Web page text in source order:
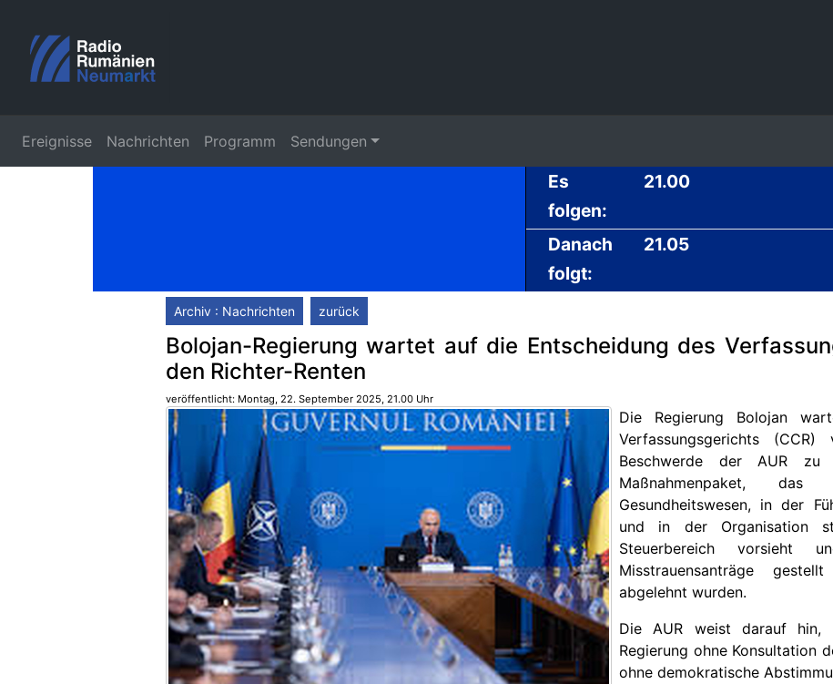
Ereignisse Nachrichten Programm Sendungen
Es
folgen:
21.00
Danach
folgt:
21.05
Archiv : Nachrichten zurück
Bolojan-Regierung wartet auf die Entscheidung des
den Richter-Renten
veröffentlicht: Montag, 22. September 2025, 21.00 Uhr
Die Regierung Bolojan
Verfassungsgerichts
Beschwerde der AUR
Maßnahmenpaket,
Gesundheitswesen, in der
und in der Organisation
Steuerbereich
Misstrauensanträge
abgelehnt wurden.
Die AUR weist darauf hin,
Regierung ohne Konsultation
ohne demokratische